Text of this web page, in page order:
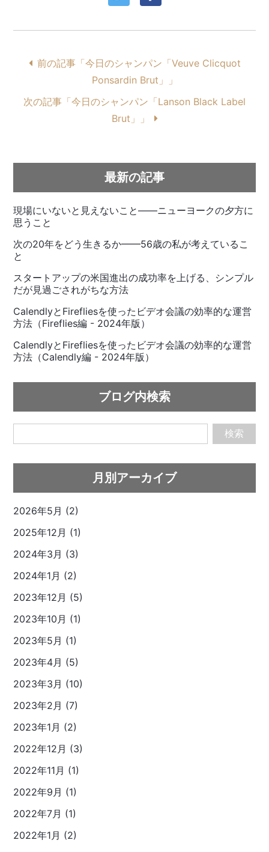
前の記事「今日のシャンパン「Veuve Clicquot
Ponsardin Brut」」
次の記事「今日のシャンパン「Lanson Black Label
Brut」」
最新の記事
現場にいないと見えないこと——ニューヨークの夕方に
思うこと
次の20年をどう生きるか——56歳の私が考えているこ
と
スタートアップの米国進出の成功率を上げる、シンプル
だが見過ごされがちな方法
CalendlyとFirefliesを使ったビデオ会議の効率的な運営
方法（Fireflies編 - 2024年版）
CalendlyとFirefliesを使ったビデオ会議の効率的な運営
方法（Calendly編 - 2024年版）
ブログ内検索
検索
月別アーカイブ
2026年5月 (2)
2025年12月 (1)
2024年3月 (3)
2024年1月 (2)
2023年12月 (5)
2023年10月 (1)
2023年5月 (1)
2023年4月 (5)
2023年3月 (10)
2023年2月 (7)
2023年1月 (2)
2022年12月 (3)
2022年11月 (1)
2022年9月 (1)
2022年7月 (1)
2022年1月 (2)